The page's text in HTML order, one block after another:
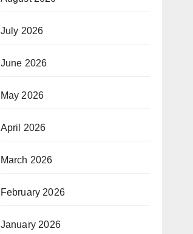
July 2026
June 2026
May 2026
April 2026
March 2026
February 2026
January 2026